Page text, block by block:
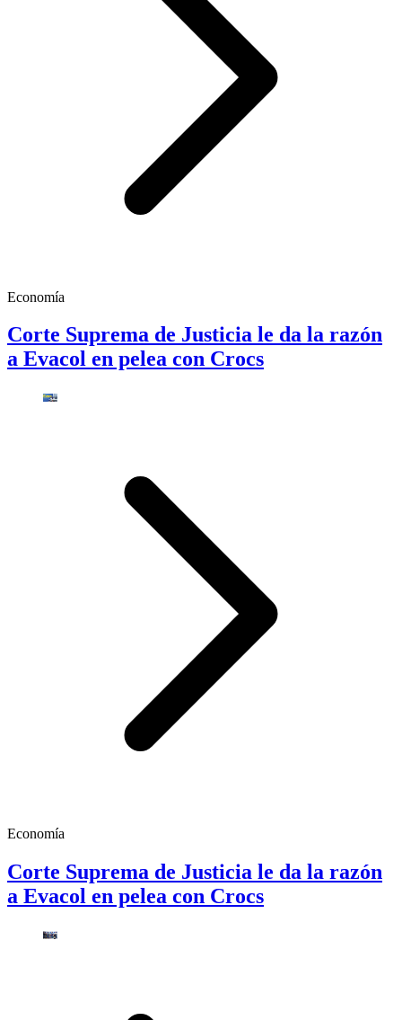
Economía
Corte Suprema de Justicia le da la razón
a Evacol en pelea con Crocs
Economía
Corte Suprema de Justicia le da la razón
a Evacol en pelea con Crocs